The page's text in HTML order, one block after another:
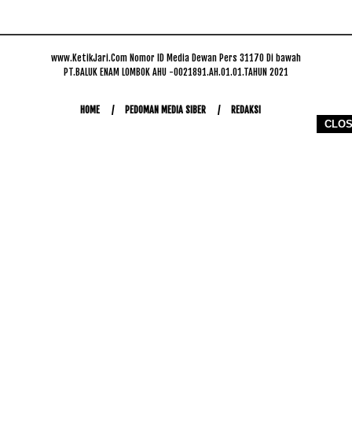
www.KetikJari.Com Nomor ID Media Dewan Pers 31170 Di bawah
PT.BALUK ENAM LOMBOK AHU -0021891.AH.01.01.TAHUN 2021
HOME PEDOMAN MEDIA SIBER REDAKSI